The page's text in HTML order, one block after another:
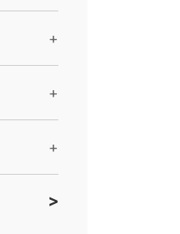
+
+
+
+
>